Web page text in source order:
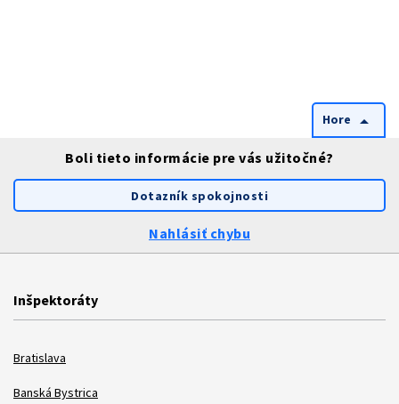
Hore arrow_drop_up
Boli tieto informácie pre vás užitočné?
Dotazník spokojnosti
Nahlásiť chybu
Inšpektoráty
Bratislava
Banská Bystrica